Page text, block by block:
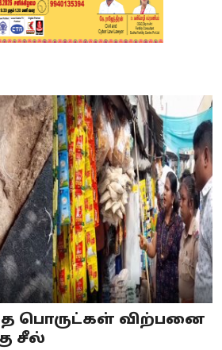
பொருட்கள் விற்பனை
சீல்